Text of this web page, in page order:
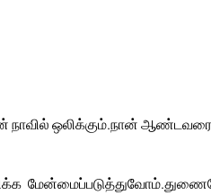
ஒலிக்கும்.நான் ஆண்டவரைப்
மேன்மைப்படுத்துவோம்.